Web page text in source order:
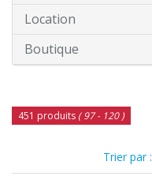
Location
Boutique
451 produits ( 97 - 120 )
Trier par :